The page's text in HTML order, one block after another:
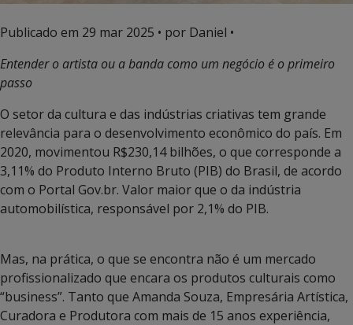
Publicado em 29 mar 2025 • por Daniel •
Entender o artista ou a banda como um negócio é o primeiro
passo
O setor da cultura e das indústrias criativas tem grande
relevância para o desenvolvimento econômico do país. Em
2020, movimentou R$230,14 bilhões, o que corresponde a
3,11% do Produto Interno Bruto (PIB) do Brasil, de acordo
com o Portal Gov.br. Valor maior que o da indústria
automobilística, responsável por 2,1% do PIB.
Mas, na prática, o que se encontra não é um mercado
profissionalizado que encara os produtos culturais como
“business”. Tanto que Amanda Souza, Empresária Artística,
Curadora e Produtora com mais de 15 anos experiência,